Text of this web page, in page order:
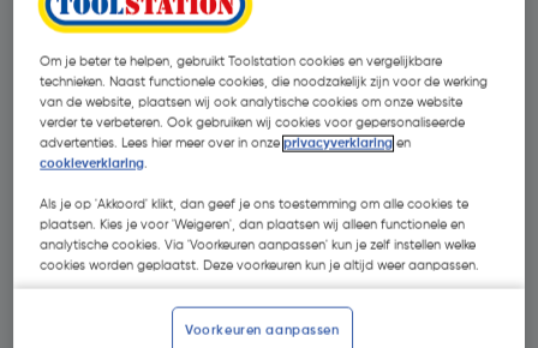
Om je beter te helpen, gebruikt Toolstation cookies en vergelijkbare
technieken. Naast functionele cookies, die noodzakelijk zijn voor de werking
van de website, plaatsen wij ook analytische cookies om onze website
verder te verbeteren. Ook gebruiken wij cookies voor gepersonaliseerde
advertenties. Lees hier meer over in onzeprivacyverklaring en
cookieverklaring.
Als je op 'Akkoord' klikt, dan geef je ons toestemming om alle cookies te
plaatsen. Kies je voor 'Weigeren', dan plaatsen wij alleen functionele en
analytische cookies. Via 'Voorkeuren aanpassen' kun je zelf instellen welke
cookies worden geplaatst. Deze voorkeuren kun je altijd weer aanpassen.
Voorkeuren aanpassen